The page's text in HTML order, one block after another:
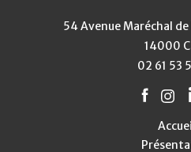
54 Avenue Maréchal
14000
02 61 53
Accueil